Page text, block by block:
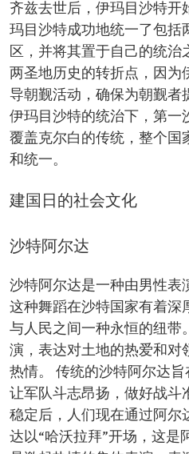
齐兹去世后，伊玛目沙特开
玛目沙特成功地统一了包括
区，并将其置于自己的统治
两圣地历史的转折点，因为
导朝觐活动，确保为朝觐者
伊玛目沙特的统治下，第一
覆盖克尔白的传统，整个国
和统一。
建国日的社会文化
沙特阿尔达
沙特阿尔达是一种由男性表
这种舞蹈在沙特国家有着深
与人民之间一种永恒的纽带
演，表达对土地的热爱和对
热情。 传统的沙特阿尔达
让军队斗志昂扬，做好战斗
稳定后，人们现在通过阿尔
达以“哈沃拉拜”开场，这是